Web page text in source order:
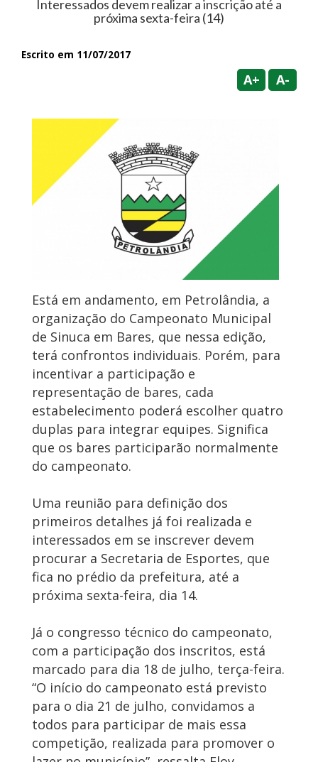
Interessados devem realizar a inscrição até a
próxima sexta-feira (14)
Escrito em 11/07/2017
A+ A-
Está em andamento, em Petrolândia, a
organização do Campeonato Municipal
de Sinuca em Bares, que nessa edição,
terá confrontos individuais. Porém, para
incentivar a participação e
representação de bares, cada
estabelecimento poderá escolher quatro
duplas para integrar equipes. Significa
que os bares participarão normalmente
do campeonato.
Uma reunião para definição dos
primeiros detalhes já foi realizada e
interessados em se inscrever devem
procurar a Secretaria de Esportes, que
fica no prédio da prefeitura, até a
próxima sexta-feira, dia 14.
Já o congresso técnico do campeonato,
com a participação dos inscritos, está
marcado para dia 18 de julho, terça-feira.
“O início do campeonato está previsto
para o dia 21 de julho, convidamos a
todos para participar de mais essa
competição, realizada para promover o